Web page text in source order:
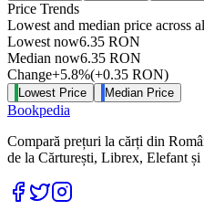
Price Trends
Lowest and median price across
Lowest now6.35 RON
Median now6.35 RON
Change+5.8%(+0.35 RON)
Lowest Price Median Price
Bookpedia
Compară prețuri la cărți din
de la Cărturești, Librex, Elefant
Facebook
Twitter